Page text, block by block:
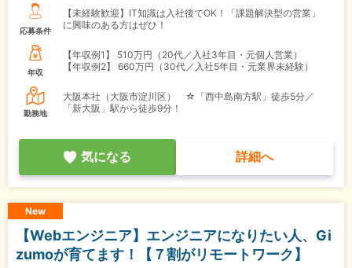
応募条件
【未経験歓迎】IT知識は入社後でOK！「課題解決型の営業」
に興味のある方はぜひ！
年収
【年収例1】
510万円（20代／入社3年目・元個人営業）
【年収例2】
660万円（30代／入社5年目・元業界未経験）
勤務地
大阪本社（大阪市淀川区） ☆「西中島南方駅」徒歩5分／
「新大阪」駅から徒歩9分！
気になる 詳細へ
New
【Webエンジニア】エンジニアになりたい人、Gi
zumoが育てます！【７割がリモートワーク】